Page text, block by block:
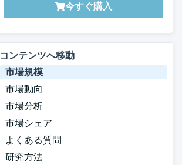
今すぐ購入
コンテンツへ移動
市場規模
市場動向
市場分析
市場シェア
よくある質問
研究方法